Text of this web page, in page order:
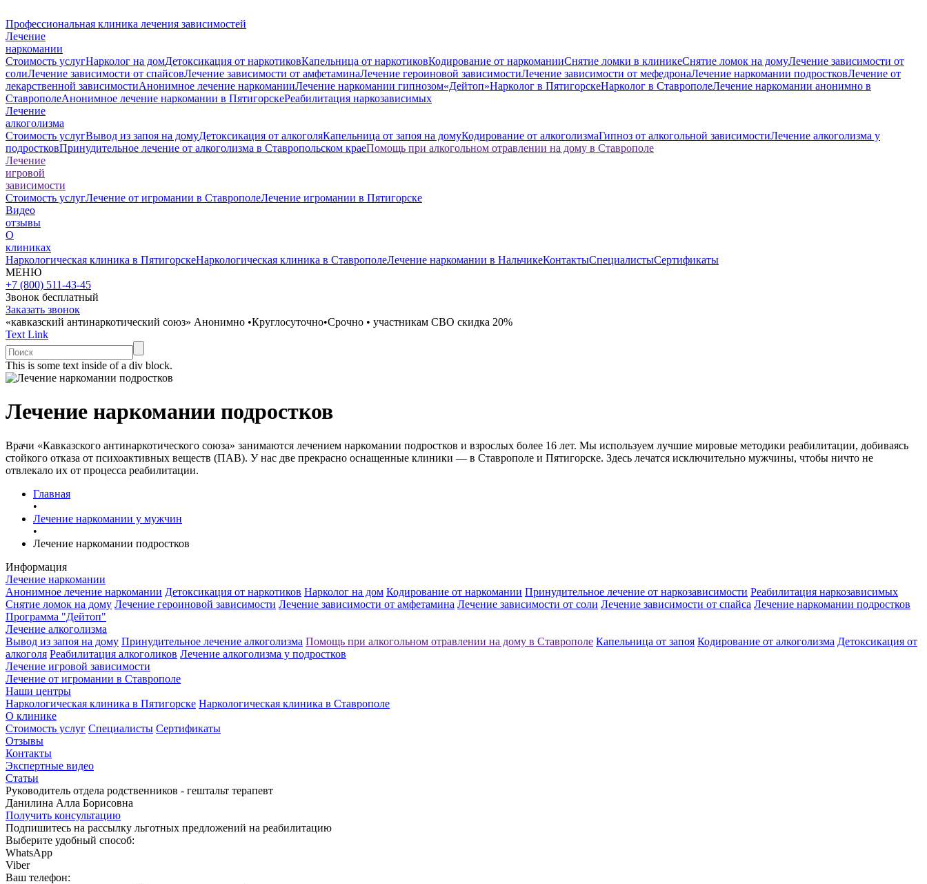
Профессиональная клиника лечения зависимостей
Лечение
наркомании
Стоимость услугНарколог на домДетоксикация от наркотиковКапельница от наркотиковКодирование от наркоманииСнятие ломки в клиникеСнятие ломок на домуЛечение зависимости от
солиЛечение зависимости от спайсовЛечение зависимости от амфетаминаЛечение героиновой зависимостиЛечение зависимости от мефедронаЛечение наркомании подростковЛечение от
лекарственной зависимостиАнонимное лечение наркоманииЛечение наркомании гипнозом«Дейтоп»Нарколог в ПятигорскеНарколог в СтаврополеЛечение наркомании анонимно в
СтаврополеАнонимное лечение наркомании в ПятигорскеРеабилитация наркозависимых
Лечение
алкоголизма
Стоимость услугВывод из запоя на домуДетоксикация от алкоголяКапельница от запоя на домуКодирование от алкоголизмаГипноз от алкогольной зависимостиЛечение алкоголизма у
подростковПринудительное лечение от алкоголизма в Ставропольском краеПомощь при алкогольном отравлении на дому в Ставрополе
Лечение
игровой
зависимости
Стоимость услугЛечение от игромании в СтаврополеЛечение игромании в Пятигорске
Видео
отзывы
О
клиниках
Наркологическая клиника в ПятигорскеНаркологическая клиника в СтаврополеЛечение наркомании в НальчикеКонтактыСпециалистыСертификаты
МЕНЮ
+7 (800) 511-43-45
Звонок бесплатный
Заказать звонок
«кавказский антинаркотический союз» Анонимно •Круглосуточно•Срочно • участникам СВО скидка 20%
Text Link
This is some text inside of a div block.
Лечение наркомании подростков
Врачи «Кавказского антинаркотического союза» занимаются лечением наркомании подростков и взрослых более 16 лет. Мы используем лучшие мировые методики реабилитации, добиваясь
стойкого отказа от психоактивных веществ (ПАВ). У нас две прекрасно оснащенные клиники — в Ставрополе и Пятигорске. Здесь лечатся исключительно мужчины, чтобы ничто не
отвлекало их от процесса реабилитации.
Главная
•
Лечение наркомании у мужчин
•
Лечение наркомании подростков
Информация
Лечение наркомании
Анонимное лечение наркомании Детоксикация от наркотиков Нарколог на дом Кодирование от наркомании Принудительное лечение от наркозависимости Реабилитация наркозависимых
Снятие ломок на дому Лечение героиновой зависимости Лечение зависимости от амфетамина Лечение зависимости от соли Лечение зависимости от спайса Лечение наркомании подростков
Программа "Дейтоп"
Лечение алкоголизма
Вывод из запоя на дому Принудительное лечение алкоголизма Помощь при алкогольном отравлении на дому в Ставрополе Капельница от запоя Кодирование от алкоголизма Детоксикация от
алкоголя Реабилитация алкоголиков Лечение алкоголизма у подростков
Лечение игровой зависимости
Лечение от игромании в Ставрополе
Наши центры
Наркологическая клиника в Пятигорске Наркологическая клиника в Ставрополе
О клинике
Стоимость услуг Специалисты Сертификаты
Отзывы
Контакты
Экспертные видео
Статьи
Руководитель отдела родственников - гештальт терапевт
Данилина Алла Борисовна
Получить консультацию
Подпишитесь на рассылку льготных предложений на реабилитацию
Выберите удобный способ:
WhatsApp
Viber
Ваш телефон: